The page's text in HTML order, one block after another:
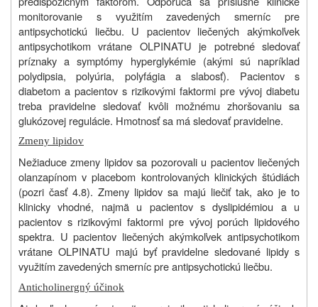
monitorovanie s využitím zavedených smerníc pre
antipsychotickú liečbu. U pacientov liečených akýmkoľvek
antipsychotikom vrátane OLPINATU je potrebné sledovať
príznaky a symptómy hyperglykémie (akými sú napríklad
polydipsia, polyúria, polyfágia a slabosť). Pacientov s
diabetom a pacientov s rizikovými faktormi pre vývoj diabetu
treba pravidelne sledovať kvôli možnému zhoršovaniu sa
glukózovej regulácie. Hmotnosť sa má sledovať pravidelne.
Zmeny lipidov
Nežiaduce zmeny lipidov sa pozorovali u pacientov liečených
olanzapínom v placebom kontrolovaných klinických štúdiách
(pozri časť 4.8). Zmeny lipidov sa majú liečiť tak, ako je to
klinicky vhodné, najmä u pacientov s dyslipidémiou a u
pacientov s rizikovými faktormi pre vývoj porúch lipidového
spektra. U pacientov liečených akýmkoľvek antipsychotikom
vrátane OLPINATU majú byť pravidelne sledované lipidy s
využitím zavedených smerníc pre antipsychotickú liečbu.
Anticholinergný účinok